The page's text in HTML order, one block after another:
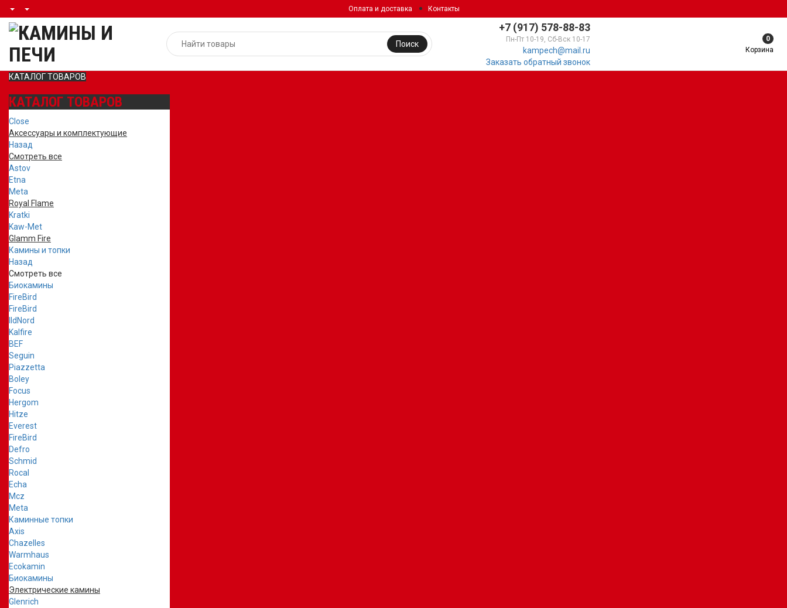
Оплата и доставка Контакты
+7 (917) 578-88-83
Пн-Пт 10-19, Сб-Вск 10-17
kampech@mail.ru
Заказать обратный звонок
Поиск
0
Корзина
КАТАЛОГ ТОВАРОВ
КАТАЛОГ ТОВАРОВ
Close
Аксессуары и комплектующие
Назад
Смотреть все
Astov
Etna
Meta
Royal Flame
Kratki
Kaw-Met
Glamm Fire
Камины и топки
Назад
Смотреть все
Биокамины
FireBird
FireBird
IldNord
Kalfire
BEF
Seguin
Piazzetta
Boley
Focus
Hergom
Hitze
Everest
FireBird
Defro
Schmid
Rocal
Echa
Mcz
Meta
Каминные топки
Axis
Chazelles
Warmhaus
Ecokamin
Биокамины
Электрические камины
Glenrich